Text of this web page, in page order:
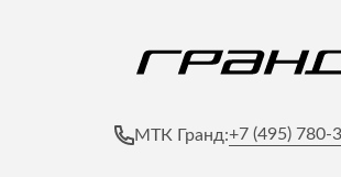
МТК Гранд:+7 (495) 780-